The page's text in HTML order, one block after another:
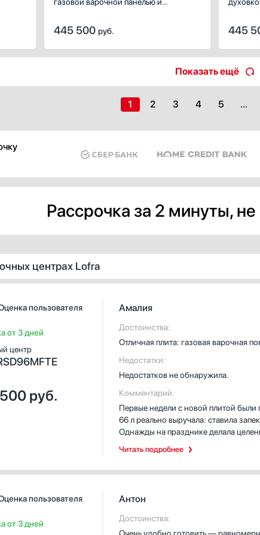
445 500 руб. 445
Показать ещё
1 2 3 4 5 ...
Рассрочка за 2 минуты,
центрах Lofra
пользователя
от 3 дней
центр
руб.
Читать подробнее
Амалия
Достоинства:
Отличная плита: газовая варочная
Недостатки:
Недостатков не обнаружила.
Комментарий:
Первые недели с новой плитой
66 л реально выручала: ставила
Однажды на празднике делала
ожога, это оказалось важным для
сковородкой обжарить овощи
подгореть блюду, хотя я отвлеклась
пользователя
от 3 дней
Антон
Достоинства: